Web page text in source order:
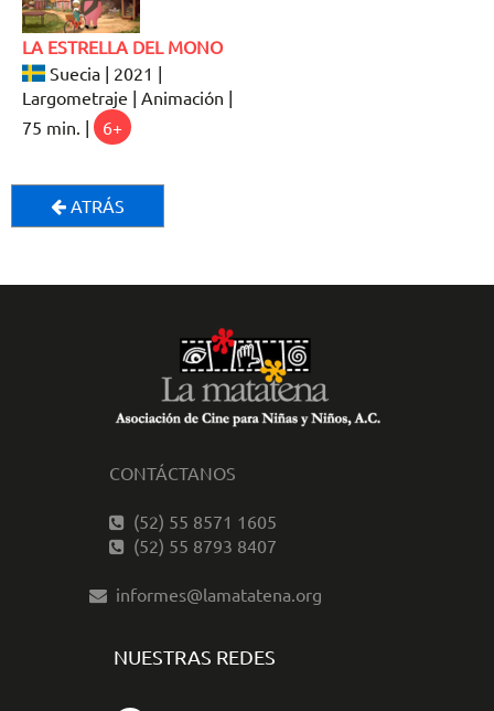
LA ESTRELLA DEL MONO
Suecia | 2021 |
Largometraje | Animación |
75 min. |
6+
ATRÁS
CONTÁCTANOS
(52) 55 8571 1605
(52) 55 8793 8407
informes@lamatatena.org
NUESTRAS REDES